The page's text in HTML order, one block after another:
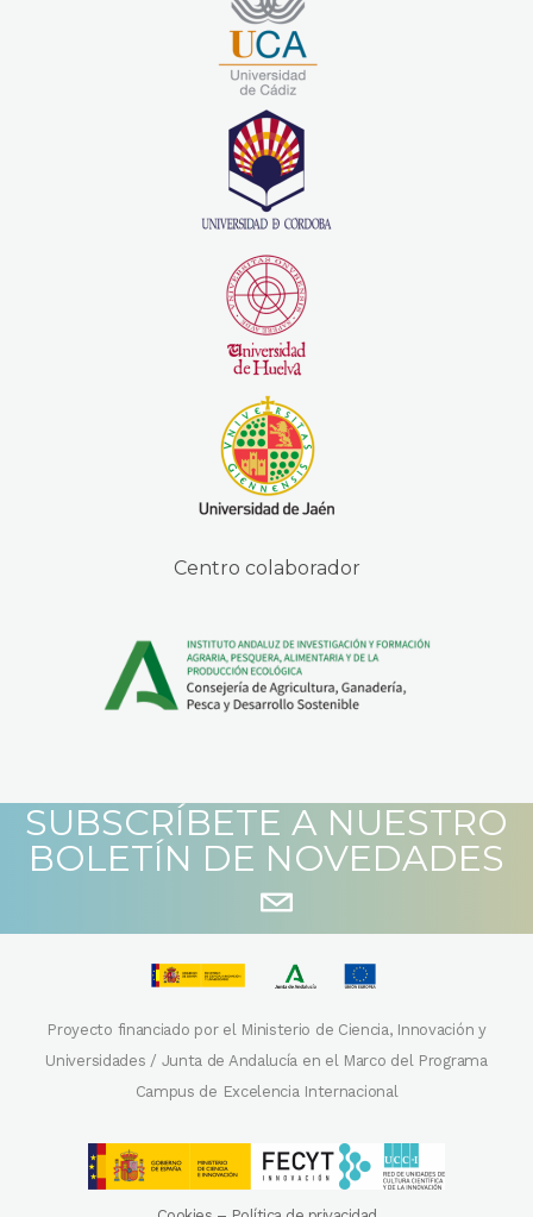
Centro colaborador
SUBSCRÍBETE A NUESTRO
BOLETÍN DE NOVEDADES
Proyecto financiado por el Ministerio de Ciencia, Innovación y
Universidades / Junta de Andalucía en el Marco del Programa
Campus de Excelencia Internacional